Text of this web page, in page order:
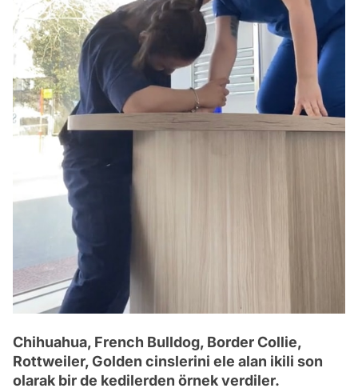
Chihuahua, French Bulldog, Border Collie,
Rottweiler, Golden cinslerini ele alan ikili son
olarak bir de kedilerden örnek verdiler.